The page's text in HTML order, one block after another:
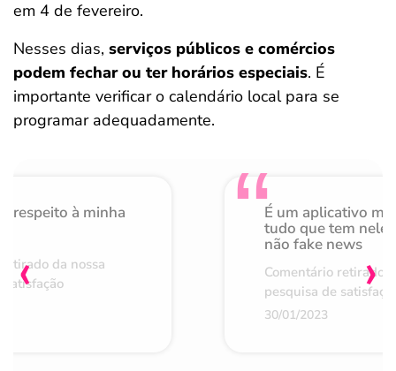
em 4 de fevereiro.
Nesses dias, serviços públicos e comércios
podem fechar ou ter horários especiais. É
importante verificar o calendário local para se
programar adequadamente.
respeito à minha
da nossa
É um aplicativo
tudo que tem nele
não fake news
Comentário retirado
pesquisa de
30/01/2023
‹ ›